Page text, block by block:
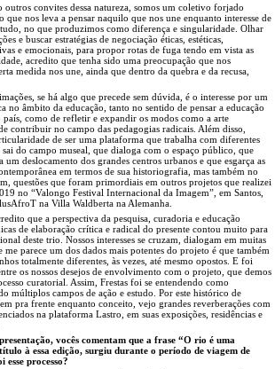
outros convites dessa natureza, somos um coletivo forjado
que nos leva a pensar naquilo que nos une enquanto interesse de
no que produzimos como diferença e singularidade. Olhar
e buscar estratégias de negociação éticas, estéticas,
e emocionais, para propor rotas de fuga tendo em vista as
acredito que tenha sido uma preocupação que nos
medida nos une, ainda que dentro da quebra e da recusa,
se há algo que precede sem dúvida, é o interesse por um
no âmbito da educação, tanto no sentido de pensar a educação
país, como de refletir e expandir os modos como a arte
contribuir no campo das pedagogias radicais. Além disso,
de ser uma plataforma que trabalha com diferentes
sai do campo museal, que dialoga com o espaço público, que
deslocamento dos grandes centros urbanos e que esgarça as
em termos de sua historiografia, mas também no
questões que foram primordiais em outros projetos que realizei
no “Valongo Festival Internacional da Imagem”, em Santos,
na Villa Waldberta na Alemanha.
que a perspectiva da pesquisa, curadoria e educação
de elaboração crítica e radical do presente contou muito para
deste trio. Nossos interesses se cruzam, dialogam em muitas
me parece um dos dados mais potentes do projeto é que também
totalmente diferentes, às vezes, até mesmo opostos. E foi
os nossos desejos de envolvimento com o projeto, que demos
curatorial. Assim, Frestas foi se entendendo como
múltiplos campos de ação e estudo. Por este histórico de
pra frente enquanto conceito, vejo grandes reverberações com
na plataforma Lastro, em suas exposições, residências e
vocês comentam que a frase “O rio é uma
à essa edição, surgiu durante o período de viagem de
esse processo?